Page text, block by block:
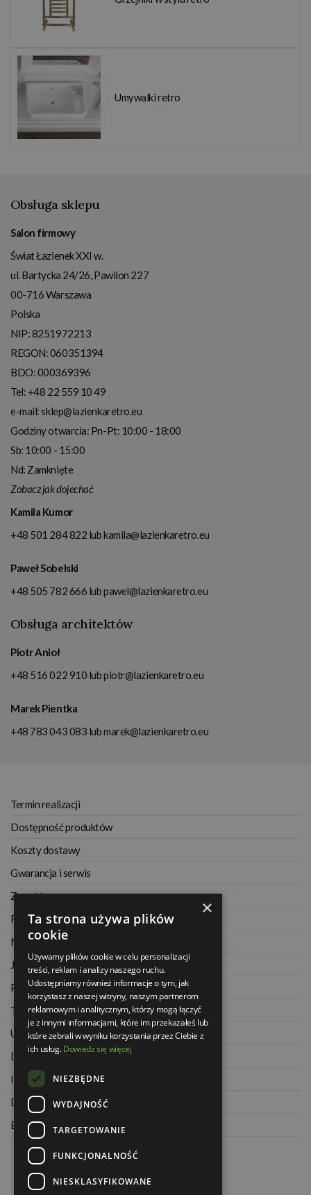
Umywalki retro
Obsługa sklepu
Salon firmowy
Świat Łazienek XXI w.
ul. Bartycka 24/26, Pawilon 227
00-716Warszawa
Polska
NIP:8251972213
REGON: 060351394
BDO: 000369396
Tel: +48 22 559 10 49
e-mail:sklep@lazienkaretro.eu
Godziny otwarcia: Pn-Pt: 10:00 - 18:00
Sb: 10:00 - 15:00
Nd: Zamknięte
Zobacz jak dojechać
Kamila Kumor
+48 501 284 822 lubkamila@lazienkaretro.eu
Paweł Sobelski
+48 505 782 666 lubpawel@lazienkaretro.eu
Obsługa architektów
Piotr Anioł
+48 516 022 910 lubpiotr@lazienkaretro.eu
Marek Pientka
+48 783 043 083 lubmarek@lazienkaretro.eu
Termin realizacji
Dostępność produktów
Koszty dostawy
Gwarancja i serwis
Zwrot towaru
Regulamin
Najczęściej zadawane pytania
Jak kupować na raty
Polityka prywatności
Twoje zamówienia
Ustawienia konta
Dane kontaktowe
Informacje o firmie
Dla architektów
Blog
×
Ta strona używa plików
cookie
Używamy plików cookie w celu personalizacji
treści, reklam i analizy naszego ruchu.
Udostępniamy również informacje o tym, jak
korzystasz z naszej witryny, naszym partnerom
reklamowym i analitycznym, którzy mogą łączyć
je z innymi informacjami, które im przekazałeś lub
które zebrali w wyniku korzystania przez Ciebie z
ich usług.Dowiedz się więcej
NIEZBĘDNE
WYDAJNOŚĆ
TARGETOWANIE
FUNKCJONALNOŚĆ
NIESKLASYFIKOWANE